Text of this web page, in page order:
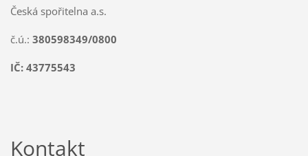
Česká spořitelna a.s.
č.ú.: 380598349/0800
IČ: 43775543
Kontakt